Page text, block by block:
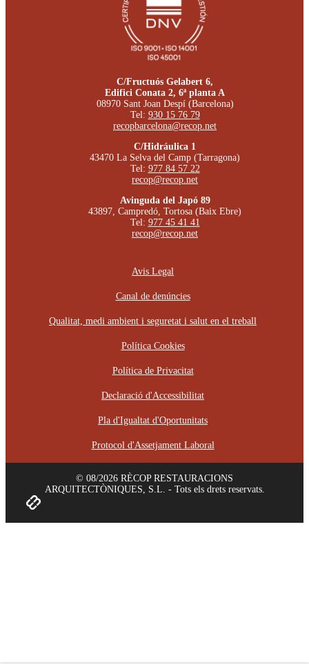
C/Fructuós Gelabert 6,
Edifici Conata 2, 6ª planta A
08970 Sant Joan Despí (Barcelona)
Tel: 930 15 76 79
recopbarcelona@recop.net
C/Hidráulica 1
43470 La Selva del Camp (Tarragona)
Tel: 977 84 57 22
recop@recop.net
Avinguda del Japó 89
43897, Campredó, Tortosa (Baix Ebre)
Tel: 977 45 41 41
recop@recop.net
Avis Legal
Canal de denúncies
Qualitat, medi ambient i seguretat i salut en el treball
Política Cookies
Política de Privacitat
Declaració d'Accessibilitat
Pla d'Igualtat d'Oportunitats
Protocol d'Assetjament Laboral
© 08/2026 RÈCOP RESTAURACIONS
ARQUITECTÒNIQUES, S.L. - Tots els drets reservats.